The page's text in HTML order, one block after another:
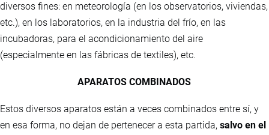
diversos fines: en meteorología (en los observatorios, viviendas,
etc.), en los laboratorios, en la industria del frío, en las
incubadoras, para el acondicionamiento del aire
(especialmente en las fábricas de textiles), etc.
APARATOS COMBINADOS
Estos diversos aparatos están a veces combinados entre sí, y
en esa forma, no dejan de pertenecer a esta partida, salvo en el